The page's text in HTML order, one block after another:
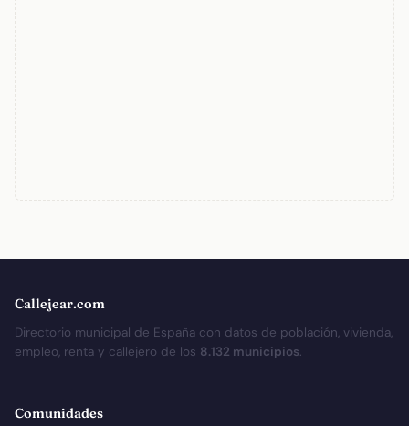
Callejear.com
Directorio municipal de España con datos de población, vivienda,
empleo, renta y callejero de los 8.132 municipios.
Comunidades